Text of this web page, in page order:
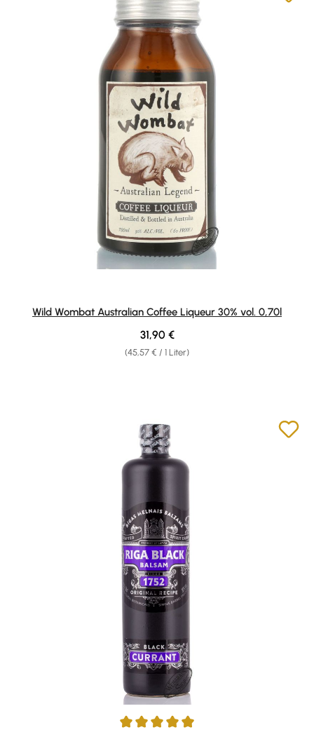
Wild Wombat Australian Coffee Liqueur 30% vol. 0,70l
(45,57 € / 1 Liter)
Regulärer Preis:
31,90 €